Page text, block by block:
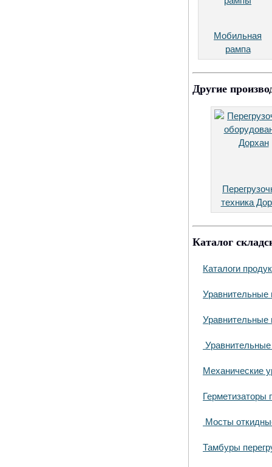
Мобильная
рампа
Другие
техника
Каталог
Каталоги
Уравнительные
Уравнительные
Механические
Герметизаторы
Мосты
Тамбуры